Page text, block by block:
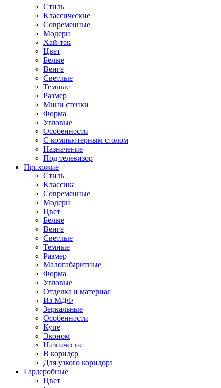
Стиль
Классические
Современные
Модерн
Хай-тек
Цвет
Белые
Венге
Светлые
Темные
Размер
Мини стенки
Форма
Угловые
Особенности
С компьютерным столом
Назначение
Под телевизор
Прихожие
Стиль
Классика
Современные
Модерн
Цвет
Белые
Венге
Светлые
Темные
Размер
Малогабаритные
Форма
Угловые
Отделка и материал
Из МДФ
Зеркальные
Особенности
Купе
Эконом
Назначение
В коридор
Для узкого коридора
Гардеробные
Цвет